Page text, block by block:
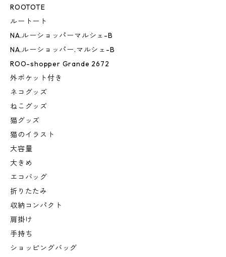
ROOTOTE
ルートート
NA.ルーショッパーマルシェ-B
NA.ルーショッパー.マルシェ-B
ROO-shopper Grande 2672
外ポケット付き
ネコグッズ
ねこグッズ
猫グッズ
猫のイラスト
大容量
大きめ
エコバッグ
折りたたみ
収納コンパクト
肩掛け
手持ち
ショッピングバッグ